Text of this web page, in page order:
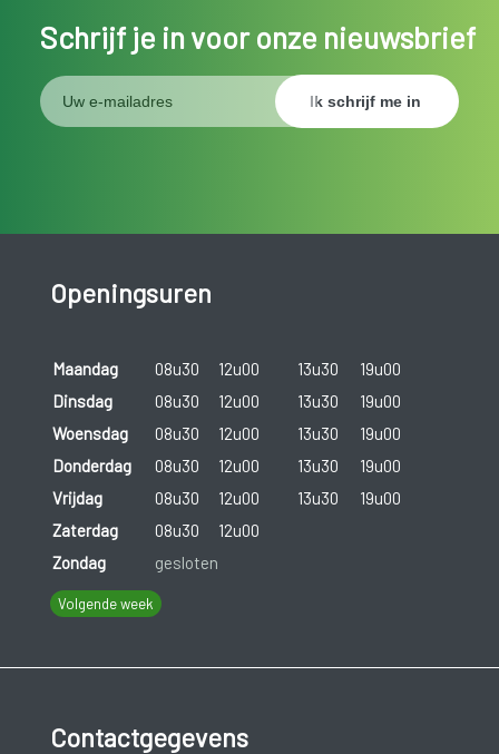
Schrijf je in voor onze nieuwsbrief
Openingsuren
Maandag 08u30 12u00 13u30
19u00
Dinsdag
08u30 12u00 13u30
19u00
Woensdag
08u30 12u00 13u30
19u00
Donderdag
08u30 12u00 13u30
19u00
Vrijdag
08u30 12u00 13u30
19u00
Zaterdag
08u30
12u00
Zondag
gesloten
Volgende week
Contactgegevens